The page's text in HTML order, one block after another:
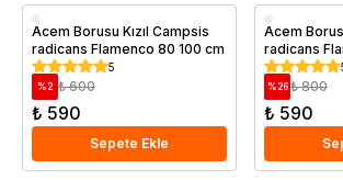
Saksıda
Acem Borusu Kızıl Campsis
radicans Flamenco 80 100 cm
5
%2 ₺ 600
₺ 590
Sepete Ekle
Saksıda
Acem
radicans
Saksıda
%26 ₺ 800
₺ 590